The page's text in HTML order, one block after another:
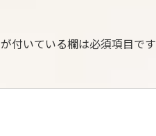
が付いている欄は必須項目です